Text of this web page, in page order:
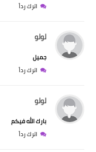
اترك رداً
لولو
جميل
اترك رداً
لولو
بارك الله فيكم
اترك رداً